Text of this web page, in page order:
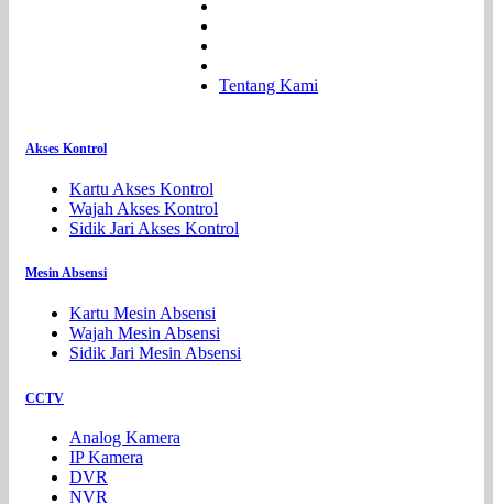
Tentang Kami
Akses Kontrol
Kartu Akses Kontrol
Wajah Akses Kontrol
Sidik Jari Akses Kontrol
Mesin Absensi
Kartu Mesin Absensi
Wajah Mesin Absensi
Sidik Jari Mesin Absensi
CCTV
Analog Kamera
IP Kamera
DVR
NVR